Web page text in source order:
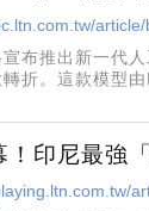
布推出新一代
折。這款模型
！印尼最強